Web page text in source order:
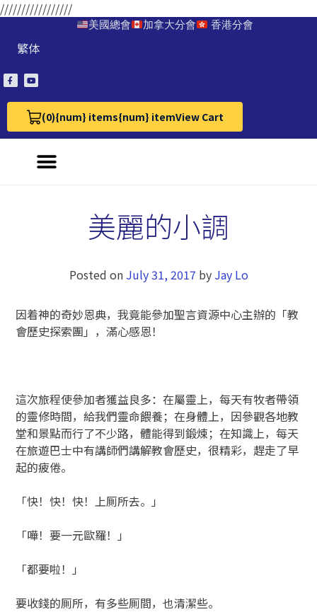
/////////////////
美國總會 加拿大分會 香港分會
繁体
(0)
View Cart 0{num} items{num} itemView Cart
美麗的小調
Posted on July 31, 2017 by Jay Lo
因着神的奇妙恩典，我竟能參加聖言資源中心主辦的「教
會歷史探索團」，滿心感恩！
這次旅程使參加者獲益良多：在屬靈上，每天有牧者帶領
的靈修時間，給我們靈命餵養；在身體上，因參觀各地教
堂和景點而行了不少路，體能得到鍛煉；在知識上，每天
在旅遊巴士中有講師們講解教會歷史，很精彩，趕走了早
起的疲倦。
「快！快！快！上厠所去。」
「嘩！要一元歐羅！」
「都要啦！」
要收錢的厠所，有多些厠間，也清潔些。